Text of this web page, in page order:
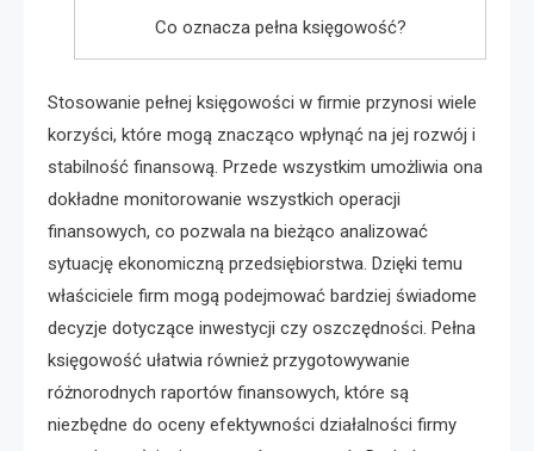
Co oznacza pełna księgowość?
Stosowanie pełnej księgowości w firmie przynosi wiele
korzyści, które mogą znacząco wpłynąć na jej rozwój i
stabilność finansową. Przede wszystkim umożliwia ona
dokładne monitorowanie wszystkich operacji
finansowych, co pozwala na bieżąco analizować
sytuację ekonomiczną przedsiębiorstwa. Dzięki temu
właściciele firm mogą podejmować bardziej świadome
decyzje dotyczące inwestycji czy oszczędności. Pełna
księgowość ułatwia również przygotowywanie
różnorodnych raportów finansowych, które są
niezbędne do oceny efektywności działalności firmy